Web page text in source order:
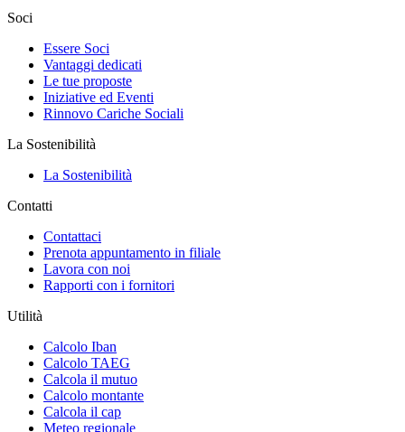
Soci
Essere Soci
Vantaggi dedicati
Le tue proposte
Iniziative ed Eventi
Rinnovo Cariche Sociali
La Sostenibilità
La Sostenibilità
Contatti
Contattaci
Prenota appuntamento in filiale
Lavora con noi
Rapporti con i fornitori
Utilità
Calcolo Iban
Calcolo TAEG
Calcola il mutuo
Calcolo montante
Calcola il cap
Meteo regionale